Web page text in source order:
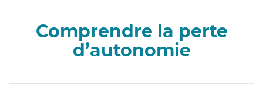
Comprendre la perte
d’autonomie